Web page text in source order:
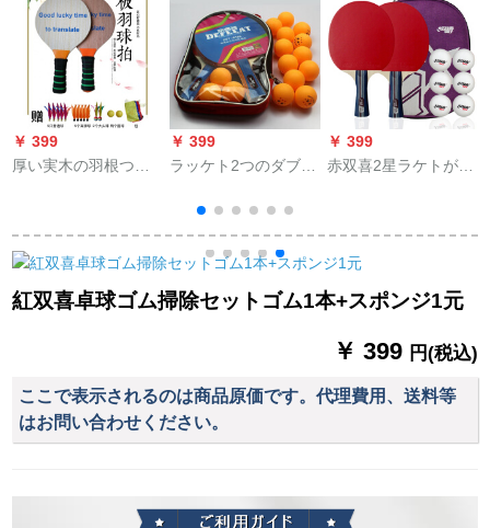
￥ 399
厚い実木の羽根つき
の表面の三毛のラケ
トは赤いです。
￥ 399
ラッケト2つのダブロ
て、学生8160ダブの
横撮り+12球+バッキ
ングを拾う。
￥ 399
赤双喜2星ラケトが二
紅双喜卓球ゴム掃除セットゴム1本+スポンジ1元
￥ 399 円(税込)
ここで表示されるのは商品原価です。代理費用、送料等
はお問い合わせください。